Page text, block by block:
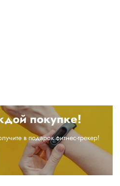
покупке!
в подарок фитнес-трекер!